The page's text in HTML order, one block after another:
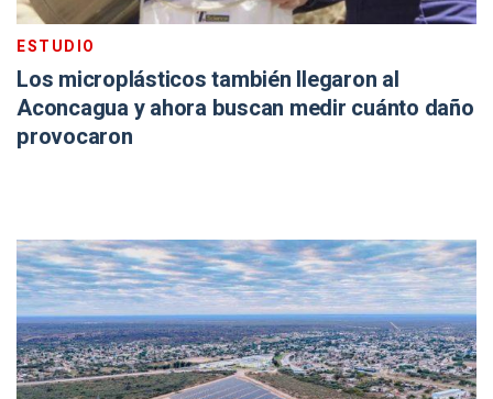
ESTUDIO
Los microplásticos también llegaron al
Aconcagua y ahora buscan medir cuánto daño
provocaron